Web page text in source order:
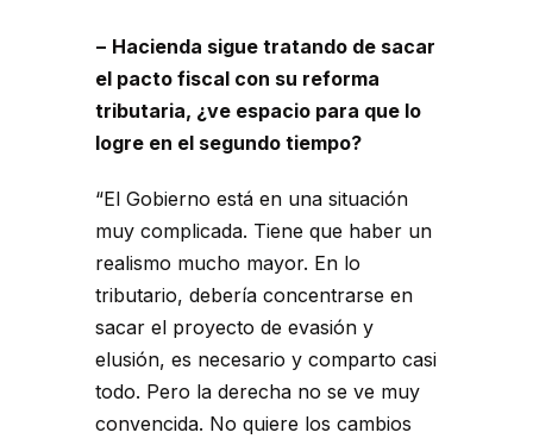
− Hacienda sigue tratando de sacar
el pacto fiscal con su reforma
tributaria, ¿ve espacio para que lo
logre en el segundo tiempo?
“El Gobierno está en una situación
muy complicada. Tiene que haber un
realismo mucho mayor. En lo
tributario, debería concentrarse en
sacar el proyecto de evasión y
elusión, es necesario y comparto casi
todo. Pero la derecha no se ve muy
convencida. No quiere los cambios